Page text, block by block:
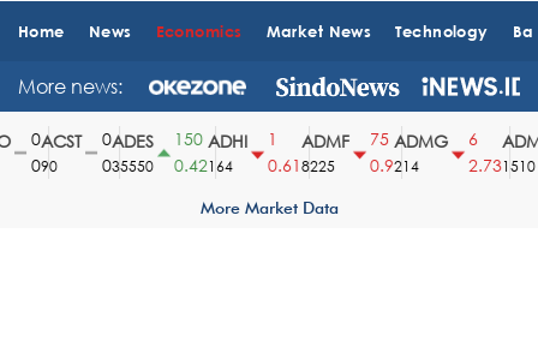
Home News Economics Market News Technology
More news:
ACST
90
ADES
35550
150
0.42
ADHI
164
0.61
ADMF
8225
0.9
ADMG
214
2.73
ADMR
1510
More Market Data